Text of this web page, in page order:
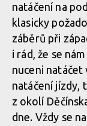
natáčení na
klasicky
záběrů při
i rád, že se
nuceni natáčet
natáčení jízdy,
z okolí
dne. Vždy se